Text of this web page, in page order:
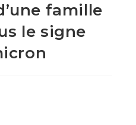
famille
le signe